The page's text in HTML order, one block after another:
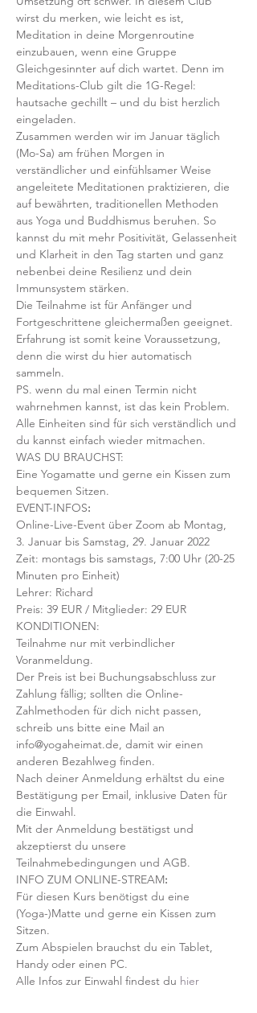
wirst du merken, wie leicht es ist,
Meditation in deine Morgenroutine
einzubauen, wenn eine Gruppe
Gleichgesinnter auf dich wartet. Denn im
Meditations-Club gilt die 1G-Regel:
hautsache gechillt – und du bist herzlich
eingeladen.
Zusammen werden wir im Januar täglich
(Mo-Sa) am frühen Morgen in
verständlicher und einfühlsamer Weise
angeleitete Meditationen praktizieren, die
auf bewährten, traditionellen Methoden
aus Yoga und Buddhismus beruhen. So
kannst du mit mehr Positivität, Gelassenheit
und Klarheit in den Tag starten und ganz
nebenbei deine Resilienz und dein
Immunsystem stärken.
Die Teilnahme ist für Anfänger und
Fortgeschrittene gleichermaßen geeignet.
Erfahrung ist somit keine Voraussetzung,
denn die wirst du hier automatisch
sammeln.
PS. wenn du mal einen Termin nicht
wahrnehmen kannst, ist das kein Problem.
Alle Einheiten sind für sich verständlich und
du kannst einfach wieder mitmachen.
WAS DU BRAUCHST:
Eine Yogamatte und gerne ein Kissen zum
bequemen Sitzen.
EVENT-INFOS:
Online-Live-Event über Zoom ab Montag,
3. Januar bis Samstag, 29. Januar 2022
Zeit: montags bis samstags, 7:00 Uhr (20-25
Minuten pro Einheit)
Lehrer: Richard
Preis: 39 EUR / Mitglieder: 29 EUR
KONDITIONEN:
Teilnahme nur mit verbindlicher
Voranmeldung.
Der Preis ist bei Buchungsabschluss zur
Zahlung fällig; sollten die Online-
Zahlmethoden für dich nicht passen,
schreib uns bitte eine Mail an
info@yogaheimat.de, damit wir einen
anderen Bezahlweg finden.
Nach deiner Anmeldung erhältst du eine
Bestätigung per Email, inklusive Daten für
die Einwahl.
Mit der Anmeldung bestätigst und
akzeptierst du unsere
Teilnahmebedingungen und AGB.
INFO ZUM ONLINE-STREAM:
Für diesen Kurs benötigst du eine
(Yoga-)Matte und gerne ein Kissen zum
Sitzen.
Zum Abspielen brauchst du ein Tablet,
Handy oder einen PC.
Alle Infos zur Einwahl findest du hier